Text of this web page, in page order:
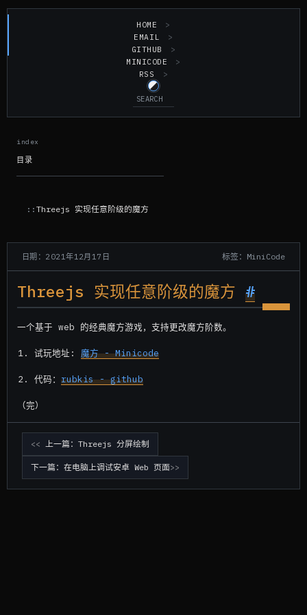
HOME
EMAIL
GITHUB
MINICODE
RSS
日期：2021年12月17日 标签：MiniCode
Threejs 实现任意阶级的魔方 #
一个基于 web 的经典魔方游戏，支持更改魔方阶数。
试玩地址:魔方 - Minicode
代码：rubkis - github
（完）
上一篇：Threejs 分屏绘制
下一篇：在电脑上调试安卓 Web 页面
目录
Threejs 实现任意阶级的魔方